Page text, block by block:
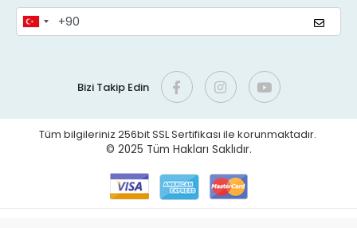
Bizi Takip Edin
Tüm bilgileriniz 256bit SSL Sertifikası ile korunmaktadır.
© 2025 Tüm Hakları Saklıdır.